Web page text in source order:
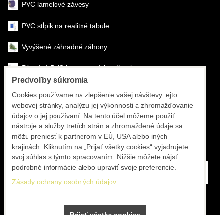
PVC lamelové závesy
PVC stĺpik na realitné tabule
Vyvýšené záhradné záhony
Pôrodné PVC boxy na odchov šteniat
Športové systémy
Predvoľby súkromia
Cookies používame na zlepšenie vašej návštevy tejto
webovej stránky, analýzu jej výkonnosti a zhromažďovanie
údajov o jej používaní. Na tento účel môžeme použiť
nástroje a služby tretích strán a zhromaždené údaje sa
môžu preniesť k partnerom v EÚ, USA alebo iných
krajinách. Kliknutím na „Prijať všetky cookies“ vyjadrujete
svoj súhlas s týmto spracovaním. Nižšie môžete nájsť
podrobné informácie alebo upraviť svoje preferencie.
Zásady ochrany osobných údajov